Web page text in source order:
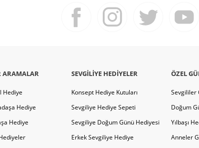
ARAMALAR
Hediye
Hediye
Hediye
SEVGILIYE HEDIYELER
Konsept Hediye Kutuları
Sevgiliye Hediye Sepeti
Sevgiliye Doğum Günü Hediyesi
Erkek Sevgiliye Hediye
ÖZEL
Sevgililer
Doğum
Yılbaşı
Anneler